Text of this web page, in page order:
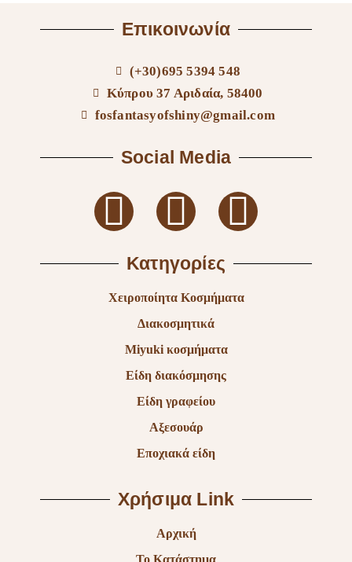
Επικοινωνία
(+30)695 5394 548
Κύπρου 37 Αριδαία, 58400
fosfantasyofshiny@gmail.com
Social Media
Κατηγορίες
Χειροποίητα Κοσμήματα
Διακοσμητικά
Miyuki κοσμήματα
Είδη διακόσμησης
Είδη γραφείου
Αξεσουάρ
Εποχιακά είδη
Χρήσιμα Link
Αρχική
Το Κατάστημα